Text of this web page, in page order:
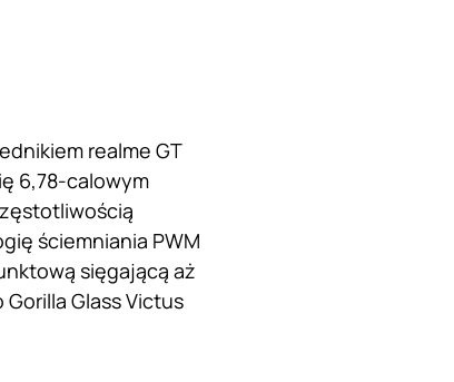
realme GT
6,78-calowym
ściemniania PWM
sięgającą aż
Glass Victus